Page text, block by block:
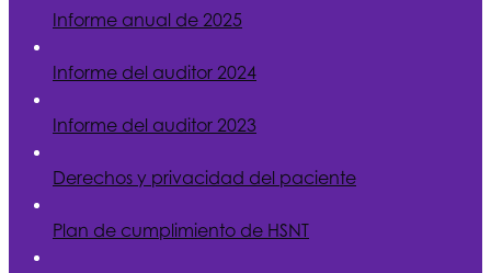
Informe anual de 2025
Informe del auditor 2024
Informe del auditor 2023
Derechos y privacidad del paciente
Plan de cumplimiento de HSNT